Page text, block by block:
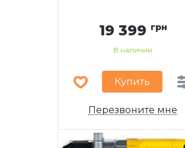
19 399 грн
В наличии
Купить
Перезвоните мне